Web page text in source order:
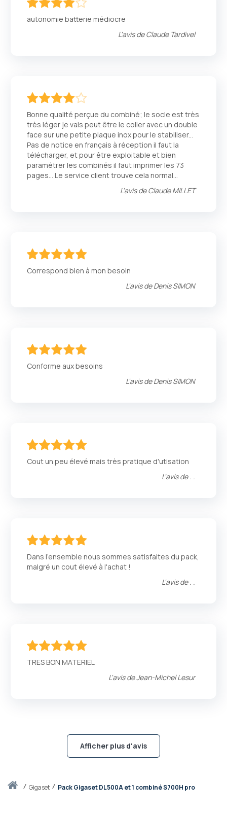
Accueilgigaset Pack Gigaset DL500A et 1 combiné S700H pro
autonomie batterie médiocre
L'avis deClaude Tardivel
Bonne qualité perçue du combiné; le socle est très
très léger je vais peut être le coller avec un double
face sur une petite plaque inox pour le stabiliser...
Pas de notice en français à réception il faut la
télécharger, et pour être exploitable et bien
paramétrer les combinés il faut imprimer les 73
pages... Le service client trouve cela normal...
L'avis deClaude MILLET
Correspond bien à mon besoin
L'avis deDenis SIMON
Conforme aux besoins
L'avis deDenis SIMON
Cout un peu élevé mais très pratique d'utisation
L'avis de. .
Dans l'ensemble nous sommes satisfaites du pack,
malgré un cout élevé à l'achat !
L'avis de. .
TRES BON MATERIEL
L'avis deJean-Michel Lesur
Afficher plus d'avis